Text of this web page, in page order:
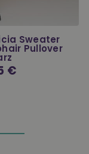
Sweater
Pullover
€